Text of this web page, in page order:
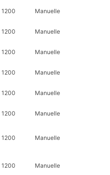
1200 Manuelle
1200 Manuelle
1200 Manuelle
1200 Manuelle
1200 Manuelle
1200 Manuelle
1200 Manuelle
1200 Manuelle